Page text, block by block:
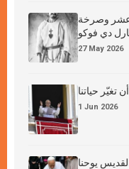
عشر وصرخة
دي فوكو
27 May 2026
تغيّر حياتنا
1 Jun 2026
يوحنا